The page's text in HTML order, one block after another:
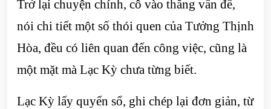
Trở lại chuyện chính, cô vào thẳng vấn đề,
nói chi tiết một số thói quen của Tưởng Thịnh
Hòa, đều có liên quan đến công việc, cũng là
một mặt mà Lạc Kỳ chưa từng biết.
Lạc Kỳ lấy quyển sổ, ghi chép lại đơn giản, từ